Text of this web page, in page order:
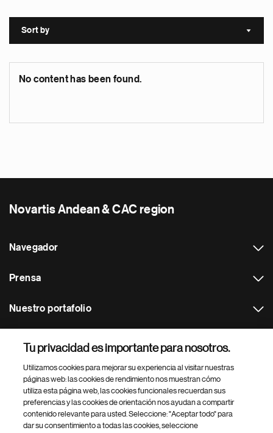
Sort by Sort
No content has been found.
Novartis Andean & CAC region
Navegador
Prensa
Nuestro portafolio
Footer Site Search
Tu privacidad es importante para nosotros.
Utilizamos cookies para mejorar su experiencia al visitar nuestras
páginas web: las cookies de rendimiento nos muestran cómo
utiliza esta página web, las cookies funcionales recuerdan sus
preferencias y las cookies de orientación nos ayudan a compartir
contenido relevante para usted. Seleccione: "Aceptar todo" para
dar su consentimiento a todas las cookies, seleccione